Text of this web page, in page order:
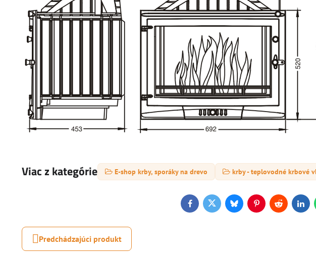
Viac z kategórie E-shop krby, sporáky na drevo krby - teplovodné krbové
FacebookTwitterBlueskyPinterestReddit
Predchádzajúci produkt